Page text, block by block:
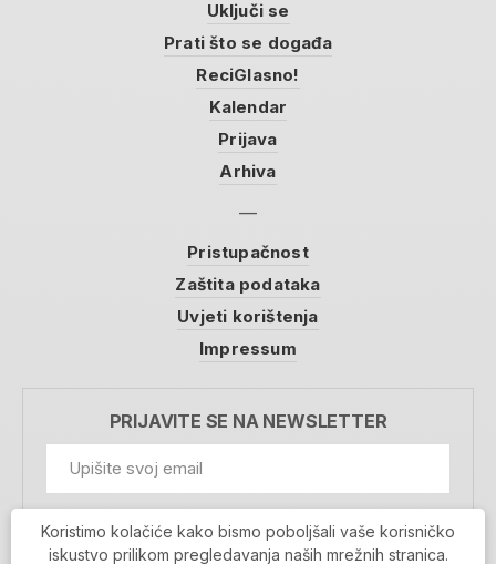
Uključi se
Prati što se događa
ReciGlasno!
Kalendar
Prijava
Arhiva
Pristupačnost
Zaštita podataka
Uvjeti korištenja
Impressum
PRIJAVITE SE NA NEWSLETTER
Prihvaćam da se moji podaci spremaju u bazu
Koristimo kolačiće kako bismo poboljšali vaše korisničko
iskustvo prilikom pregledavanja naših mrežnih stranica.